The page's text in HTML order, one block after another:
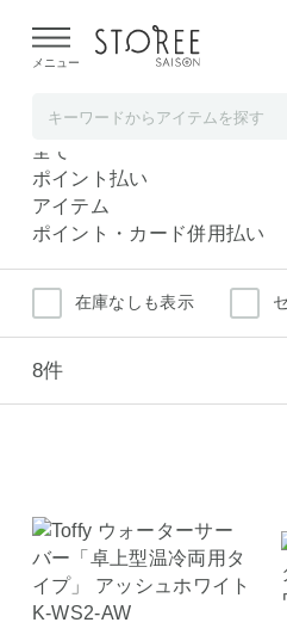
よる配送遅延が発生しております
メニュー
ウォーターサーバー
ウォーターサーバー
全て
ポイント払い
アイテム
ポイント・カード併用払い
在庫なしも表示
8件